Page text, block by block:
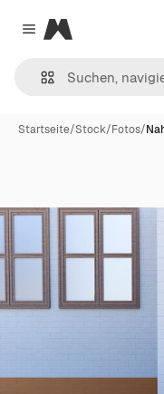
Close menu
Magnific
Startseite/Stock/Fotos/